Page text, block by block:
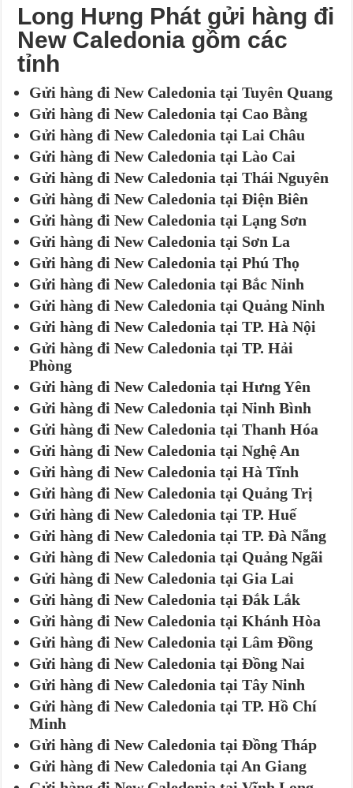
Long Hưng Phát gửi hàng đi
New Caledonia gồm các
tỉnh
Gửi hàng đi New Caledonia tại Tuyên Quang
Gửi hàng đi New Caledonia tại Cao Bằng
Gửi hàng đi New Caledonia tại Lai Châu
Gửi hàng đi New Caledonia tại Lào Cai
Gửi hàng đi New Caledonia tại Thái Nguyên
Gửi hàng đi New Caledonia tại Điện Biên
Gửi hàng đi New Caledonia tại Lạng Sơn
Gửi hàng đi New Caledonia tại Sơn La
Gửi hàng đi New Caledonia tại Phú Thọ
Gửi hàng đi New Caledonia tại Bắc Ninh
Gửi hàng đi New Caledonia tại Quảng Ninh
Gửi hàng đi New Caledonia tại TP. Hà Nội
Gửi hàng đi New Caledonia tại TP. Hải
Phòng
Gửi hàng đi New Caledonia tại Hưng Yên
Gửi hàng đi New Caledonia tại Ninh Bình
Gửi hàng đi New Caledonia tại Thanh Hóa
Gửi hàng đi New Caledonia tại Nghệ An
Gửi hàng đi New Caledonia tại Hà Tĩnh
Gửi hàng đi New Caledonia tại Quảng Trị
Gửi hàng đi New Caledonia tại TP. Huế
Gửi hàng đi New Caledonia tại TP. Đà Nẵng
Gửi hàng đi New Caledonia tại Quảng Ngãi
Gửi hàng đi New Caledonia tại Gia Lai
Gửi hàng đi New Caledonia tại Đắk Lắk
Gửi hàng đi New Caledonia tại Khánh Hòa
Gửi hàng đi New Caledonia tại Lâm Đồng
Gửi hàng đi New Caledonia tại Đồng Nai
Gửi hàng đi New Caledonia tại Tây Ninh
Gửi hàng đi New Caledonia tại TP. Hồ Chí
Minh
Gửi hàng đi New Caledonia tại Đồng Tháp
Gửi hàng đi New Caledonia tại An Giang